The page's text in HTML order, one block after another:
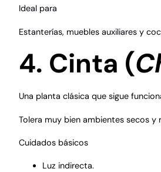
Ideal para
Estanterías, muebles auxiliares y
4. Cinta (
Una planta clásica que sigue
Tolera muy bien ambientes secos
Cuidados básicos
Luz indirecta.